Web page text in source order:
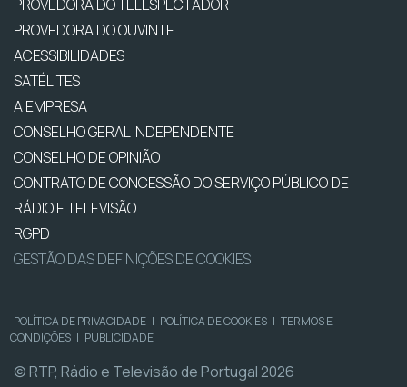
PROVEDORA DO TELESPECTADOR
PROVEDORA DO OUVINTE
ACESSIBILIDADES
SATÉLITES
A EMPRESA
CONSELHO GERAL INDEPENDENTE
CONSELHO DE OPINIÃO
CONTRATO DE CONCESSÃO DO SERVIÇO PÚBLICO DE
RÁDIO E TELEVISÃO
RGPD
GESTÃO DAS DEFINIÇÕES DE COOKIES
POLÍTICA DE PRIVACIDADE | POLÍTICA DE COOKIES | TERMOS E
CONDIÇÕES | PUBLICIDADE
© RTP, Rádio e Televisão de Portugal 2026